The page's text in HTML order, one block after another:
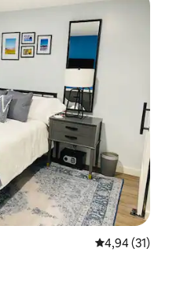
4,94 de uma
4,94 (31)